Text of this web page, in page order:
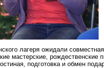
лагеря ожидали совместная
мастерские, рождественские
подготовка и обмен